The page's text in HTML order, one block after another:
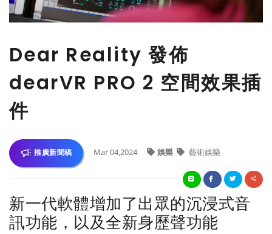
Dear Reality 發佈
dearVR PRO 2 空間效果插
件
推廣新聞稿 Mar 04,2024 娛樂 藝術娛樂
新一代軟體增加了出眾的沉浸式音
訊功能，以及全新身歷聲功能